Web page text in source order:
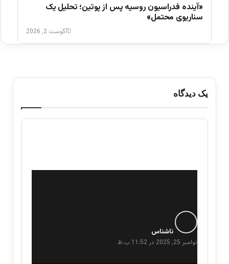
«آینده فدراسیون روسیه پس از پوتین؛ تحلیل یک
سناریوی محتمل»
آگوست 2, 2026
یک دیدگاه
ناشناس
ت
:
نوامبر 25, 2025 در 11:52 ب.ظ